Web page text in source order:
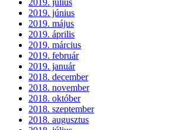
2019. június
2019. május
2019. április
2019. március
2019. február
2019. január
2018. december
2018. november
2018. október
2018. szeptember
2018. augusztus